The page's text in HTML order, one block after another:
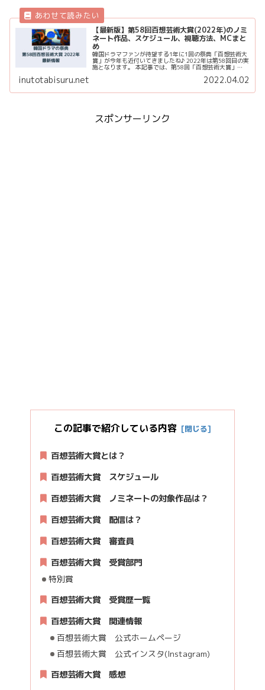
【最新版】第58回百想芸術大賞(2022年)のノミ
ネート作品、スケジュール、視聴方法、MCまと
め
韓国ドラマファンが待望する1年に1回の祭典「百想芸術大
賞」が今年も近付いてきましたね♪ 2022年は第58回目の実
施となります。 本記事では、第58回「百想芸術大賞」
inutotabisuru.net 2022.04.02
スポンサーリンク
この記事で紹介している内容
百想芸術大賞とは？
百想芸術大賞 スケジュール
百想芸術大賞 ノミネートの対象作品は？
百想芸術大賞 配信は？
百想芸術大賞 審査員
百想芸術大賞 受賞部門
特別賞
百想芸術大賞 受賞歴一覧
百想芸術大賞 関連情報
百想芸術大賞 公式ホームページ
百想芸術大賞 公式インスタ(Instagram)
百想芸術大賞 感想